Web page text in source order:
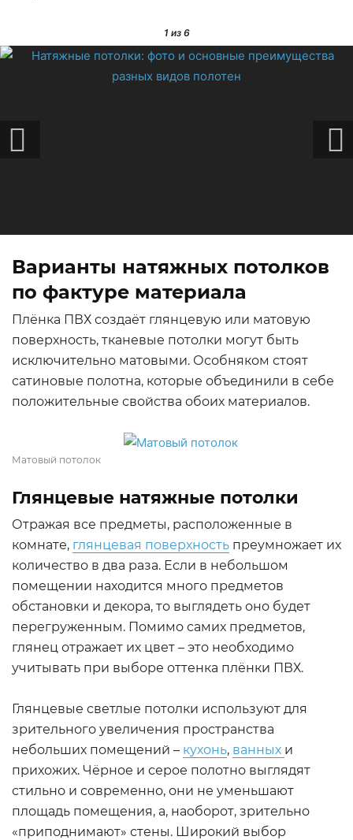
1из 6
Варианты натяжных потолков
по фактуре материала
Плёнка ПВХ создаёт глянцевую или матовую
поверхность, тканевые потолки могут быть
исключительно матовыми. Особняком стоят
сатиновые полотна, которые объединили в себе
положительные свойства обоих материалов.
Матовый потолок
Глянцевые натяжные потолки
Отражая все предметы, расположенные в
комнате, глянцевая поверхность преумножает их
количество в два раза. Если в небольшом
помещении находится много предметов
обстановки и декора, то выглядеть оно будет
перегруженным. Помимо самих предметов,
глянец отражает их цвет – это необходимо
учитывать при выборе оттенка плёнки ПВХ.
Глянцевые светлые потолки используют для
зрительного увеличения пространства
небольших помещений – кухонь, ванных и
прихожих. Чёрное и серое полотно выглядят
стильно и современно, они не уменьшают
площадь помещения, а, наоборот, зрительно
«приподнимают» стены. Широкий выбор